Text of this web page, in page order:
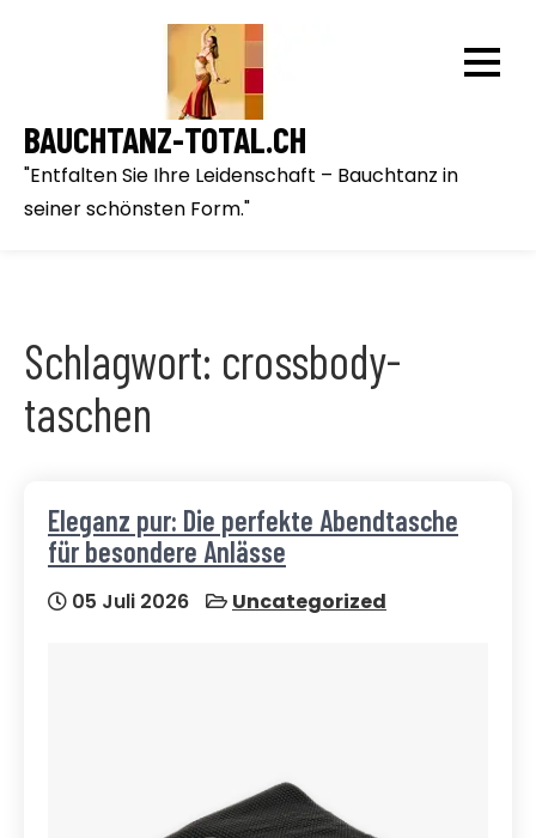
BAUCHTANZ-TOTAL.CH
"Entfalten Sie Ihre Leidenschaft – Bauchtanz in
seiner schönsten Form."
Schlagwort: crossbody-
taschen
Eleganz pur: Die perfekte Abendtasche
für besondere Anlässe
05 Juli 2026 Uncategorized